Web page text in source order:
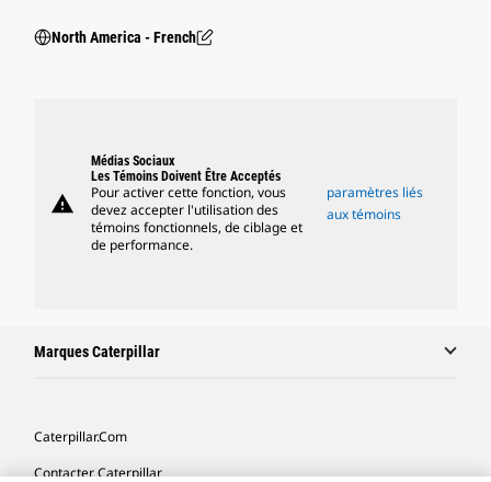
North America - French
warning
Médias Sociaux
Les Témoins Doivent Être Acceptés
Pour activer cette fonction, vous
devez accepter l'utilisation des
témoins fonctionnels, de ciblage et
de performance.
paramètres liés
aux témoins
Marques Caterpillar
Caterpillar.com
Contacter Caterpillar